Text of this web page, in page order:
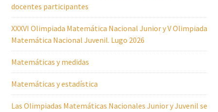
docentes participantes
XXXVI Olimpiada Matemática Nacional Junior y V Olimpiada
Matemática Nacional Juvenil. Lugo 2026
Matemáticas y medidas
Matemáticas y estadística
Las Olimpiadas Matemáticas Nacionales Junior y Juvenil se